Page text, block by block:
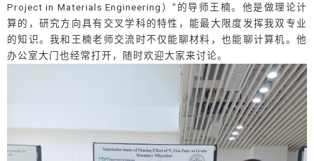
Project in Materials Engineering）”的导师王楠。他是做理论计
算的，研究方向具有交叉学科的特性，能最大限度发挥我双专业
的知识。我和王楠老师交流时不仅能聊材料，也能聊计算机。他
办公室大门也经常打开，随时欢迎大家来讨论。